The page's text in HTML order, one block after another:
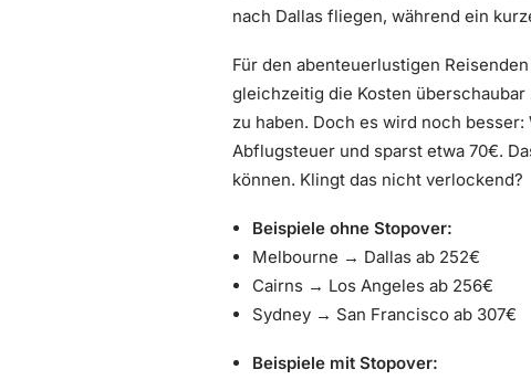
nach Dallas fliegen, während ein
Für den abenteuerlustigen
gleichzeitig die Kosten
zu haben. Doch es wird noch
Abflugsteuer und sparst etwa 70€.
können. Klingt das nicht verlockend?
Beispiele ohne Stopover:
Melbourne → Dallas ab 252€
Cairns → Los Angeles ab 256€
Sydney → San Francisco ab 307€
Beispiele mit Stopover: